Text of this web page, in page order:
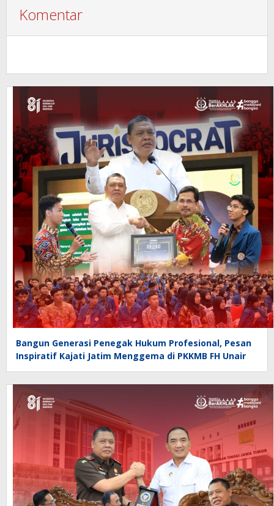
Komentar
Bangun Generasi Penegak Hukum Profesional, Pesan
Inspiratif Kajati Jatim Menggema di PKKMB FH Unair